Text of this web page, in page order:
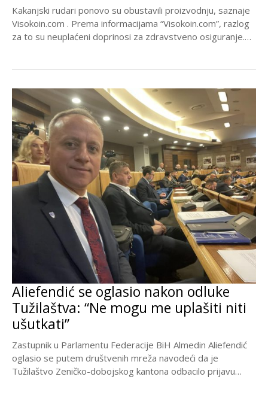
Kakanjski rudari ponovo su obustavili proizvodnju, saznaje
Visokoin.com . Prema informacijama “Visokoin.com”, razlog
za to su neuplaćeni doprinosi za zdravstveno osiguranje.
Aliefendić se oglasio nakon odluke
Tužilaštva: “Ne mogu me uplašiti niti
ušutkati”
Zastupnik u Parlamentu Federacije BiH Almedin Aliefendić
oglasio se putem društvenih mreža navodeći da je
Tužilaštvo Zeničko-dobojskog kantona odbacilo prijavu